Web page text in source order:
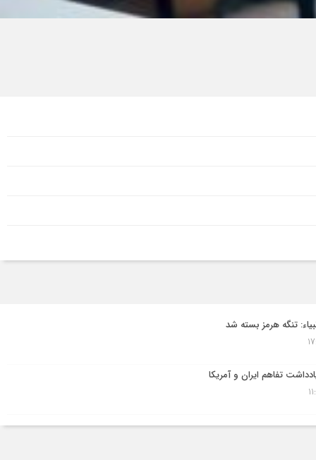
تنگه هرمز بسته شد
تفاهم ایران و آمریکا